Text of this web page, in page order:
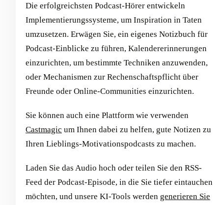
Die erfolgreichsten Podcast-Hörer entwickeln
Implementierungssysteme, um Inspiration in Taten
umzusetzen. Erwägen Sie, ein eigenes Notizbuch für
Podcast-Einblicke zu führen, Kalendererinnerungen
einzurichten, um bestimmte Techniken anzuwenden,
oder Mechanismen zur Rechenschaftspflicht über
Freunde oder Online-Communities einzurichten.
Sie können auch eine Plattform wie verwenden
Castmagic um Ihnen dabei zu helfen, gute Notizen zu
Ihren Lieblings-Motivationspodcasts zu machen.
Laden Sie das Audio hoch oder teilen Sie den RSS-
Feed der Podcast-Episode, in die Sie tiefer eintauchen
möchten, und unsere KI-Tools werden generieren Sie